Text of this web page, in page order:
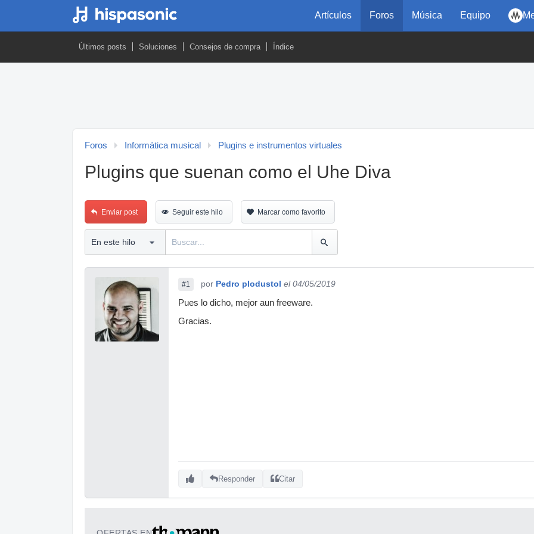
Artículos Foros Música Equipo
Últimos posts Soluciones Consejos de compra Índice
Foros Informática musical Plugins e instrumentos virtuales
Plugins que suenan como el Uhe Diva
Enviar post Seguir este hilo Marcar como favorito
#1 por Pedro plodustol el 04/05/2019
Pues lo dicho, mejor aun freeware.
Gracias.
Responder Citar